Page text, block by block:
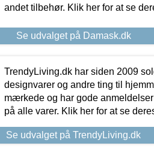
andet tilbehør. Klik her for at se
Se udvalget på Damask.dk
TrendyLiving.dk har siden 2009
designvarer og andre ting til
mærkede og har gode
på alle varer. Klik her for at se
Se udvalget på TrendyLiving.dk